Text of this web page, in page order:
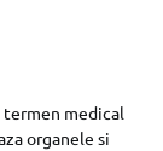
termen medical
organele si